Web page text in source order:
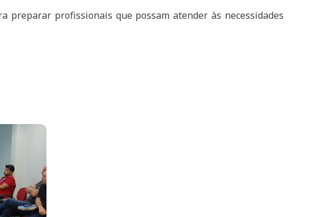
preparar profissionais que possam atender às necessidades